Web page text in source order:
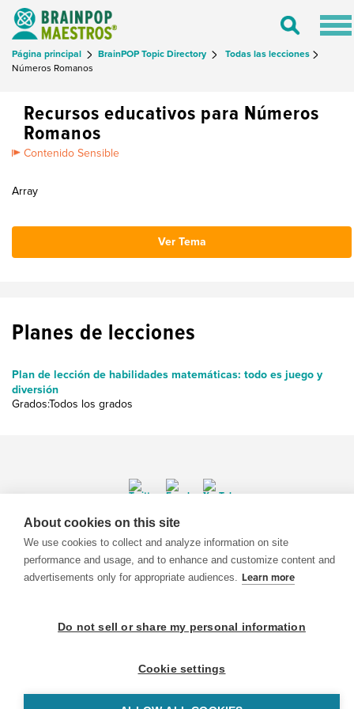
Toggle
Página principal BrainPOP Topic Directory
Todas las lecciones
Números Romanos
Recursos educativos para Números
Romanos
Contenido Sensible
Array
Ver Tema
Planes de lecciones
Plan de lección de habilidades matemáticas: todo es juego y
diversión
Grados:Todos los grados
© 1999-2026 BrainPOP. Todos los derechos reservados.
About cookies on this site
We use cookies to collect and analyze information on site
performance and usage, and to enhance and customize content and
advertisements only for appropriate audiences. Learn more
Do not sell or share my personal information
Cookie settings